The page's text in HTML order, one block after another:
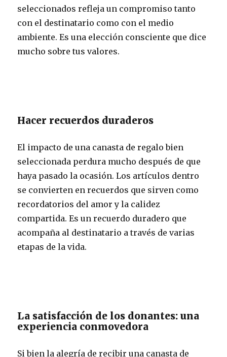
seleccionados refleja un compromiso tanto
con el destinatario como con el medio
ambiente. Es una elección consciente que dice
mucho sobre tus valores.
Hacer recuerdos duraderos
El impacto de una canasta de regalo bien
seleccionada perdura mucho después de que
haya pasado la ocasión. Los artículos dentro
se convierten en recuerdos que sirven como
recordatorios del amor y la calidez
compartida. Es un recuerdo duradero que
acompaña al destinatario a través de varias
etapas de la vida.
La satisfacción de los donantes: una
experiencia conmovedora
Si bien la alegría de recibir una canasta de